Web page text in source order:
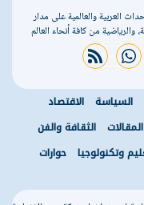
العربية والعالمية على مدار
والرياضية من كافة أنحاء العالم
whatsapp
rss feed
السياسة
الاقتصاد
المقالات
الثقافة والفن
وتكنولوجيا حوارات